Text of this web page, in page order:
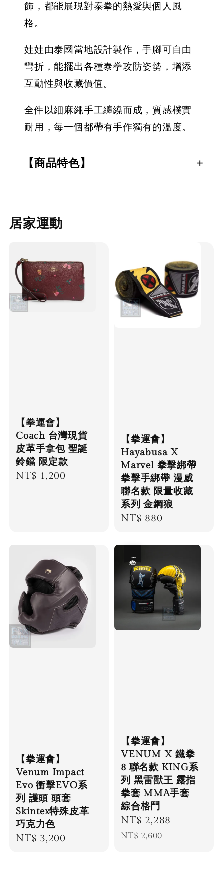
飾，都能展現對泰拳的熱愛與個人風
格。
娃娃由泰國當地設計製作，手腳可自由
彎折，能擺出各種泰拳攻防姿勢，增添
互動性與收藏價值。
全件以細麻繩手工纏繞而成，質感樸實
耐用，每一個都帶有手作獨有的溫度。
【商品特色】
居家運動
【拳運會】
Coach 台灣現貨
皮革手拿包 聖誕
鈴鐺 限定款
Regular
NT$ 1,200
【拳運會】
Hayabusa X
Marvel 拳擊綁帶
拳擊手綁帶 漫威
聯名款 限量收藏
系列 金鋼狼
Regular
NT$ 880
【拳運會】
Venum Impact
Evo 衝擊EVO系
列 護頭 頭套
Skintex特殊皮革
巧克力色
Regular
NT$ 3,200
【拳運會】
VENUM X 鐵拳
8 聯名款 KING系
列 黑雷獸王 露指
拳套 MMA手套
綜合格鬥
Sale
price
NT$ 2,288
NT$ 2,600